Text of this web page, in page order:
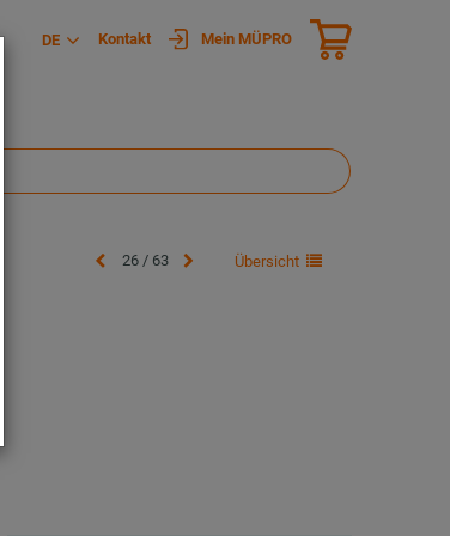
DE Kontakt Mein MÜPRO
26 / 63 Übersicht